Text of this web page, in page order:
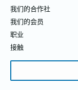
我们的合作社
我们的会员
职业
接触